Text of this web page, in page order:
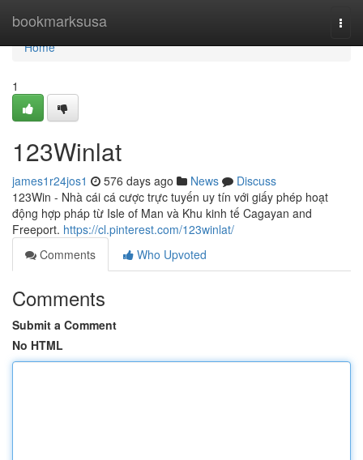
bookmarksusa
Home
Home
1
123Winlat
james1r24jos1 576 days ago News
Discuss
123Win - Nhà cái cá cược trực tuyến uy tín với giấy phép hoạt
động hợp pháp từ Isle of Man và Khu kinh tế Cagayan and
Freeport. https://cl.pinterest.com/123winlat/
Comments
Who Upvoted
Comments
Submit a Comment
No HTML